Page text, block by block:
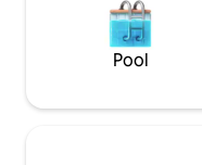
Pool